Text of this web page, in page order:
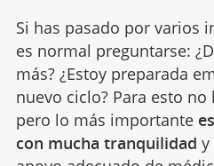
Si has pasado por varios
es normal preguntarse:
más? ¿Estoy preparada
nuevo ciclo? Para esto
pero lo más importante
con mucha tranquilidad y